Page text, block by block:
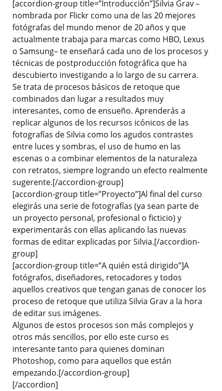
[accordion-group title=”Introducción”]Silvia Grav –
nombrada por Flickr como una de las 20 mejores
fotógrafas del mundo menor de 20 años y que
actualmente trabaja para marcas como HBO, Lexus
o Samsung– te enseñará cada uno de los procesos y
técnicas de postproducción fotográfica que ha
descubierto investigando a lo largo de su carrera.
Se trata de procesos básicos de retoque que
combinados dan lugar a resultados muy
interesantes, como de ensueño. Aprenderás a
replicar algunos de los recursos icónicos de las
fotografías de Silvia como los agudos contrastes
entre luces y sombras, el uso de humo en las
escenas o a combinar elementos de la naturaleza
con retratos, siempre logrando un efecto realmente
sugerente.[/accordion-group]
[accordion-group title=”Proyecto”]Al final del curso
elegirás una serie de fotografías (ya sean parte de
un proyecto personal, profesional o ficticio) y
experimentarás con ellas aplicando las nuevas
formas de editar explicadas por Silvia.[/accordion-
group]
[accordion-group title=”A quién está dirigido”]A
fotógrafos, diseñadores, retocadores y todos
aquellos creativos que tengan ganas de conocer los
proceso de retoque que utiliza Silvia Grav a la hora
de editar sus imágenes.
Algunos de estos procesos son más complejos y
otros más sencillos, por ello este curso es
interesante tanto para quienes dominan
Photoshop, como para aquellos que están
empezando.[/accordion-group]
[/accordion]